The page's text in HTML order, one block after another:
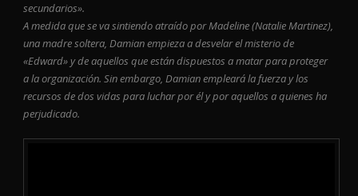
secundarios».
A medida que se va sintiendo atraído por Madeline (Natalie Martinez),
una madre soltera, Damian empieza a desvelar el misterio de
«Edward» y de aquellos que están dispuestos a matar para proteger
a la organización. Sin embargo, Damian empleará la fuerza y los
recursos de dos vidas para luchar por él y por aquellos a quienes ha
perjudicado.